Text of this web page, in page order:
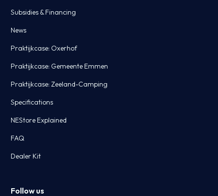
Subsidies & Financing
News
Praktijkcase: Oxerhof
Praktijkcase: Gemeente Emmen
Praktijkcase: Zeeland-Camping
Specifications
NEStore Explained
FAQ
Dealer Kit
Follow us